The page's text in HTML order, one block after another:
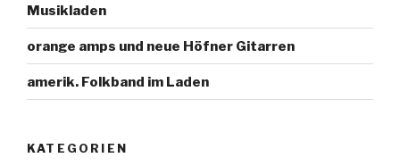
Musikladen
orange amps und neue Höfner Gitarren
amerik. Folkband im Laden
KATEGORIEN